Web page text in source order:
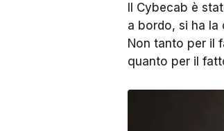
Il Cybecab è
a bordo, si ha
Non tanto per il
quanto per il